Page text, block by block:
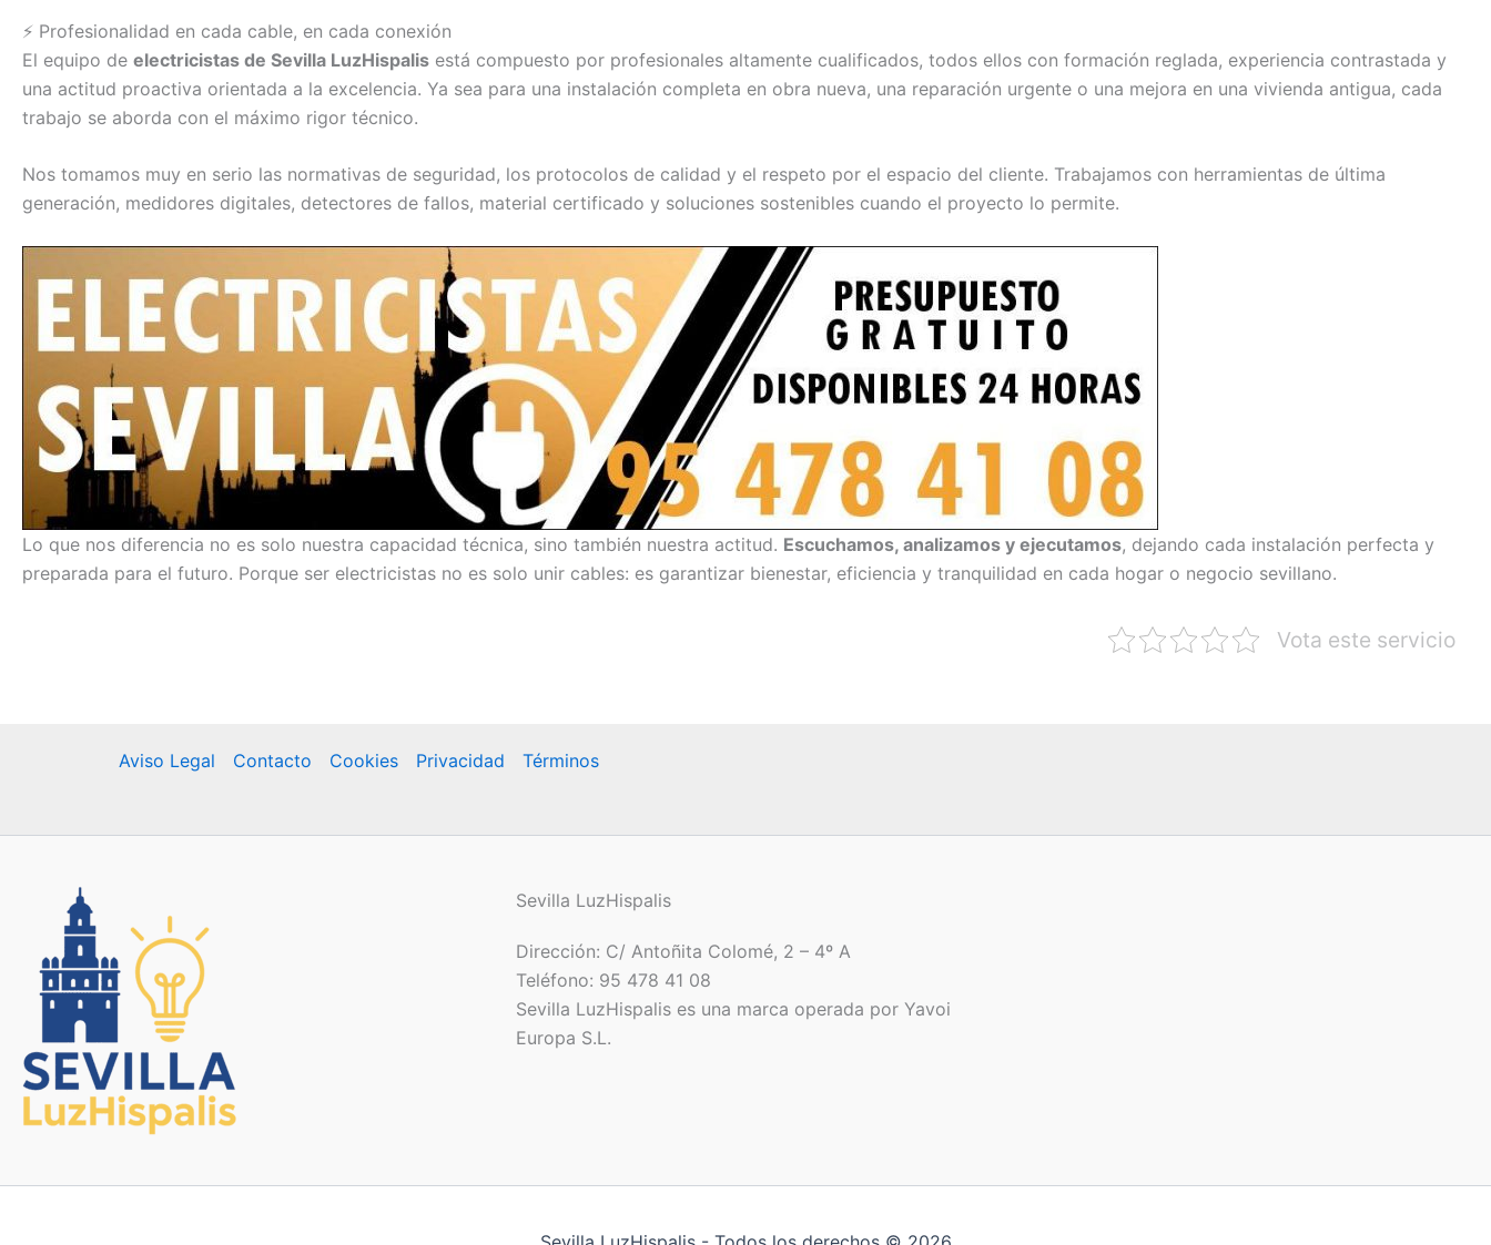
⚡ Profesionalidad en cada cable, en cada conexión
El equipo de electricistas de Sevilla LuzHispalis está compuesto por profesionales altamente cualificados, todos ellos con formación reglada, experiencia contrastada y
una actitud proactiva orientada a la excelencia. Ya sea para una instalación completa en obra nueva, una reparación urgente o una mejora en una vivienda antigua, cada
trabajo se aborda con el máximo rigor técnico.
Nos tomamos muy en serio las normativas de seguridad, los protocolos de calidad y el respeto por el espacio del cliente. Trabajamos con herramientas de última
generación, medidores digitales, detectores de fallos, material certificado y soluciones sostenibles cuando el proyecto lo permite.
Lo que nos diferencia no es solo nuestra capacidad técnica, sino también nuestra actitud. Escuchamos, analizamos y ejecutamos, dejando cada instalación perfecta y
preparada para el futuro. Porque ser electricistas no es solo unir cables: es garantizar bienestar, eficiencia y tranquilidad en cada hogar o negocio sevillano.
Vota este servicio
Aviso Legal Contacto Cookies Privacidad Términos
Sevilla LuzHispalis
Dirección: C/ Antoñita Colomé, 2 – 4º A
Teléfono: 95 478 41 08
Sevilla LuzHispalis es una marca operada por Yavoi
Europa S.L.